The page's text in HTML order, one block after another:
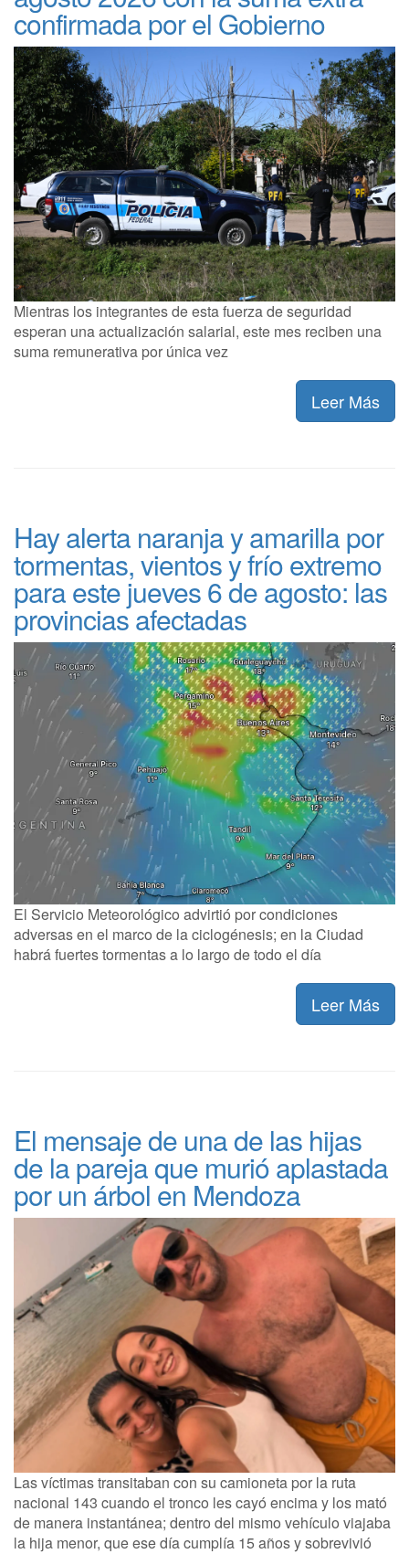
confirmada por el Gobierno
Mientras los integrantes de esta fuerza de seguridad
esperan una actualización salarial, este mes reciben una
suma remunerativa por única vez
Leer Más
Hay alerta naranja y amarilla por
tormentas, vientos y frío extremo
para este jueves 6 de agosto: las
provincias afectadas
El Servicio Meteorológico advirtió por condiciones
adversas en el marco de la ciclogénesis; en la Ciudad
habrá fuertes tormentas a lo largo de todo el día
Leer Más
El mensaje de una de las hijas
de la pareja que murió aplastada
por un árbol en Mendoza
Las víctimas transitaban con su camioneta por la ruta
nacional 143 cuando el tronco les cayó encima y los mató
de manera instantánea; dentro del mismo vehículo viajaba
la hija menor, que ese día cumplía 15 años y sobrevivió